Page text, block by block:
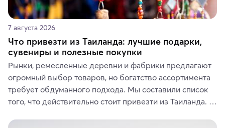
7 августа 2026
Что привезти из Таиланда: лучшие подарки,
сувениры и полезные покупки
Рынки, ремесленные деревни и фабрики предлагают
огромный выбор товаров, но богатство ассортимента
требует обдуманного подхода. Мы составили список
того, что действительно стоит привезти из Таиланда.
средства, одежду, украшения, предметы интерьера